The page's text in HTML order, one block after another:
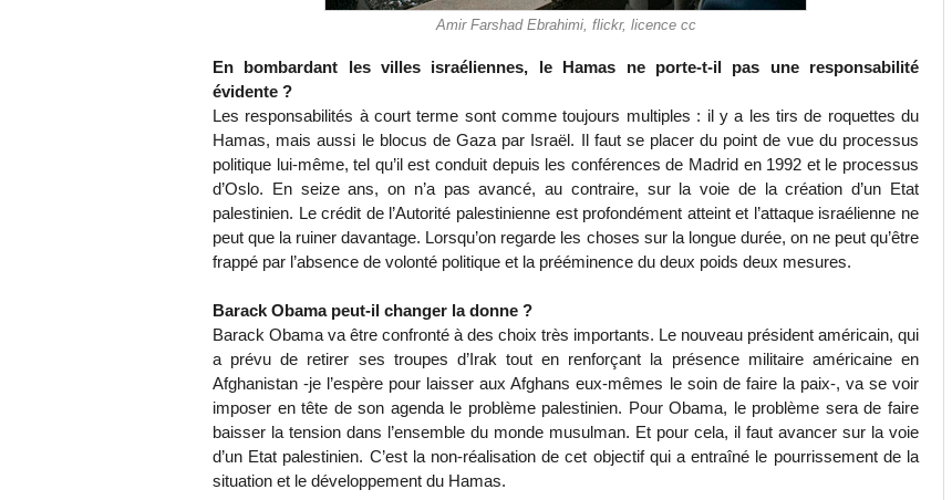
Amir Farshad Ebrahimi, flickr, licence cc
En bombardant les villes israéliennes, le Hamas ne porte-t-il pas une responsabilité
évidente ?
Les responsabilités à court terme sont comme toujours multiples : il y a les tirs de roquettes du
Hamas, mais aussi le blocus de Gaza par Israël. Il faut se placer du point de vue du processus
politique lui-même, tel qu’il est conduit depuis les conférences de Madrid en 1992 et le processus
d’Oslo. En seize ans, on n’a pas avancé, au contraire, sur la voie de la création d’un Etat
palestinien. Le crédit de l’Autorité palestinienne est profondément atteint et l’attaque israélienne ne
peut que la ruiner davantage. Lorsqu’on regarde les choses sur la longue durée, on ne peut qu’être
frappé par l’absence de volonté politique et la prééminence du deux poids deux mesures.
Barack Obama peut-il changer la donne ?
Barack Obama va être confronté à des choix très importants. Le nouveau président américain, qui
a prévu de retirer ses troupes d’Irak tout en renforçant la présence militaire américaine en
Afghanistan -je l’espère pour laisser aux Afghans eux-mêmes le soin de faire la paix-, va se voir
imposer en tête de son agenda le problème palestinien. Pour Obama, le problème sera de faire
baisser la tension dans l’ensemble du monde musulman. Et pour cela, il faut avancer sur la voie
d’un Etat palestinien. C’est la non-réalisation de cet objectif qui a entraîné le pourrissement de la
situation et le développement du Hamas.